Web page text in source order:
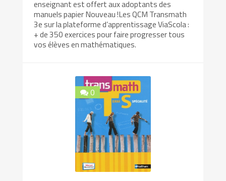
enseignant est offert aux adoptants des
manuels papier Nouveau !Les QCM Transmath
3e sur la plateforme d’apprentissage ViaScola :
+ de 350 exercices pour faire progresser tous
vos élèves en mathématiques.
0